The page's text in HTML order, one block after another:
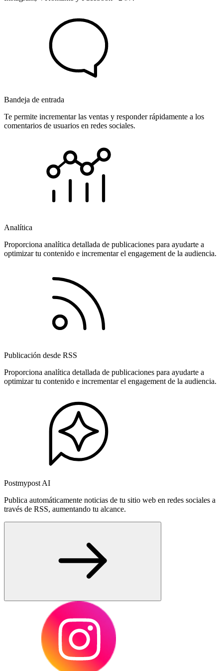
Bandeja de entrada
Te permite incrementar las ventas y responder rápidamente a los
comentarios de usuarios en redes sociales.
Analítica
Proporciona analítica detallada de publicaciones para ayudarte a
optimizar tu contenido e incrementar el engagement de la audiencia.
Publicación desde RSS
Proporciona analítica detallada de publicaciones para ayudarte a
optimizar tu contenido e incrementar el engagement de la audiencia.
Postmypost AI
Publica automáticamente noticias de tu sitio web en redes sociales a
través de RSS, aumentando tu alcance.